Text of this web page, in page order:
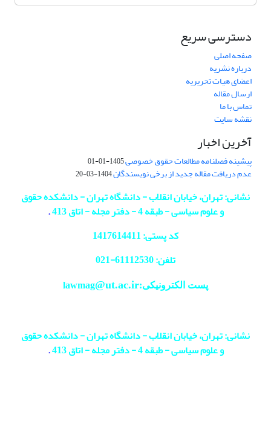
دسترسی سریع
صفحه اصلی
درباره نشریه
اعضای هیات تحریریه
ارسال مقاله
تماس با ما
نقشه سایت
آخرین اخبار
پیشینه فصلنامه مطالعات حقوق خصوصی1405-01-01
عدم دریافت مقاله جدید از برخی نویسندگان1404-03-20
نشانی: تهران، خیابان انقلاب - دانشگاه تهران - دانشکده حقوق
و علوم سیاسی - طبقه 4 - دفتر مجله - اتاق 413
.
کد پستی: 1417614411
تلفن: 61112530-
021
پست الکترونیکی:lawmag@ut.ac.ir
نشانی: تهران، خیابان انقلاب - دانشگاه تهران - دانشکده حقوق
و علوم سیاسی - طبقه 4 - دفتر مجله - اتاق 413
.